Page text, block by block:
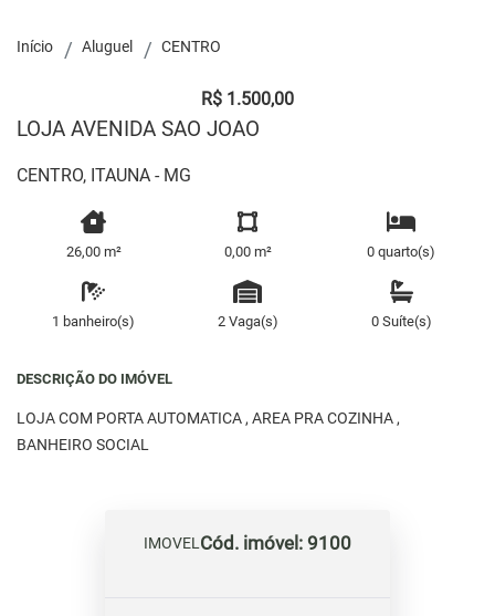
Início Aluguel CENTRO
R$ 1.500,00
LOJA AVENIDA SAO JOAO
CENTRO, ITAUNA - MG
26,00 m² 0,00 m² 0 quarto(s)
1 banheiro(s) 2 Vaga(s) 0 Suíte(s)
DESCRIÇÃO DO IMÓVEL
LOJA COM PORTA AUTOMATICA , AREA PRA COZINHA ,
BANHEIRO SOCIAL
IMOVELCód. imóvel: 9100